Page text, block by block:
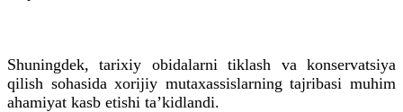
Shuningdek, tarixiy obidalarni tiklash va konservatsiya
qilish sohasida xorijiy mutaxassislarning tajribasi muhim
ahamiyat kasb etishi ta’kidlandi.